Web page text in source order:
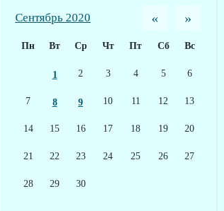
«
Сентябрь 2020 »
Пн Вт Ср Чт Пт Сб Вс
1 2 3 4 5 6
7 8 9 10 11 12 13
14 15 16 17 18 19 20
21 22 23 24 25 26 27
28 29 30